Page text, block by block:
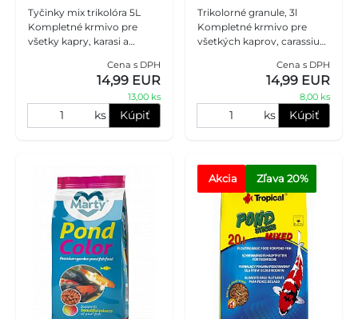
Tyčinky mix trikolóra 5L
Kompletné krmivo pre
všetky kapry, karasi a
Správne vyvážené zloženie
zaručuje dokonalé, plnoene
Cena s DPH
14,99 EUR
13,00 ks
ks Kúpiť
Trikolorné granule, 3l
Kompletné krmivo pre
všetkých kaprov, carassius
Vyvážené zloženie je
zárukou kvalitnej plne
Cena s DPH
14,99 EUR
8,00 ks
ks Kúpiť
Akcia Zľava 20%